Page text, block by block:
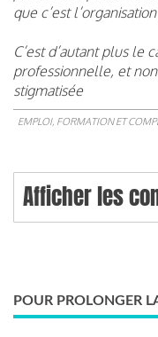
que c’est
C’est d’autant plus le
professionnelle, et
stigmatisée
EMPLOI, FORMATION ET
Afficher les
POUR PROLONGER